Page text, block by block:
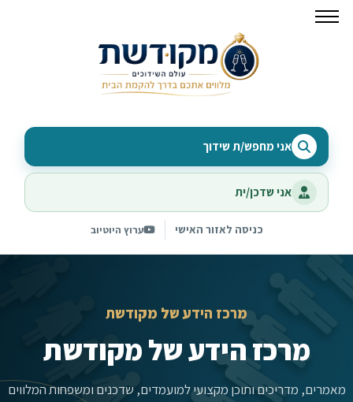
אני מחפש/ת שידוך
אני שדכן/ית
כניסה לאזור האישי ערוץ היוטיוב
מרכז הידע של מקודשת
מרכז הידע של מקודשת
מאמרים, מדריכים ותוכן מקצועי למועמדים, שדכנים ומשפחות המלווים